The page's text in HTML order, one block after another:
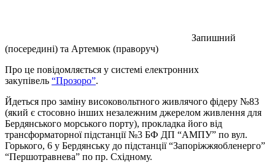
Запишний
(посередині) та Артемюк (праворуч)
Про це повідомляється у системі електронних
закупівель “Прозоро”.
Йдеться про заміну високовольтного живлячого фідеру №83
(який є стосовно інших незалежним джерелом живлення для
Бердянського морського порту), прокладка його від
трансформаторної підстанції №3 БФ ДП “АМПУ” по вул.
Горького, 6 у Бердянську до підстанції “Запоріжжяобленерго”
“Першотравнева” по пр. Східному.